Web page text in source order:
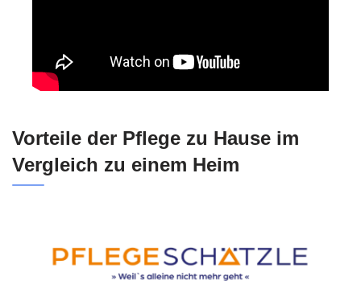
Vorteile der Pflege zu Hause im
Vergleich zu einem Heim